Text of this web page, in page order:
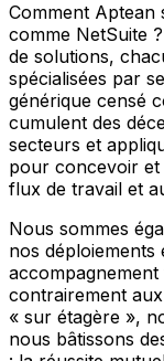
Comment
comme NetSuite
de solutions,
spécialisées par
générique censé
cumulent des
secteurs et
pour concevoir et
flux de travail et
Nous sommes
nos
contrairement
« sur étagère »,
nous bâtissons